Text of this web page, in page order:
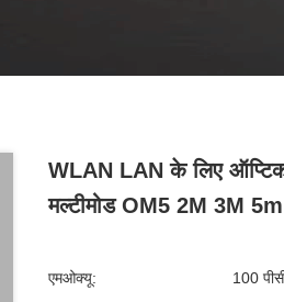
WLAN LAN के लिए
मल्टीमोड OM5 2M 3M
एमओक्यू: 100